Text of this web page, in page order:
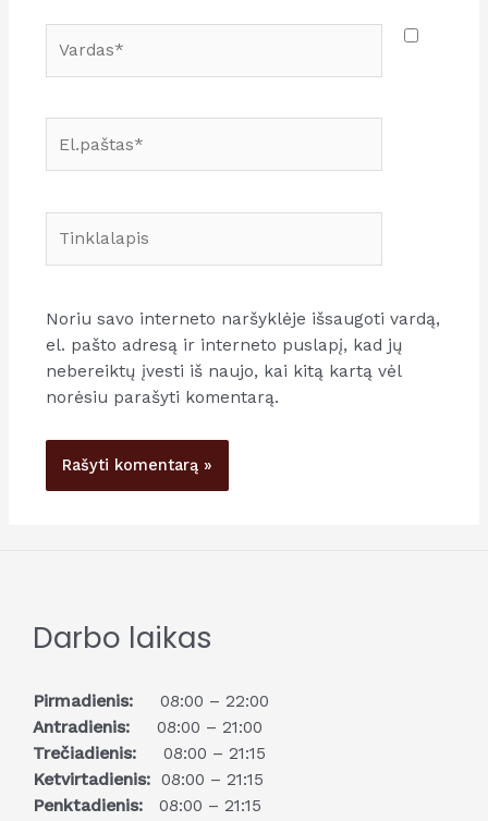
Noriu savo interneto naršyklėje išsaugoti vardą,
el. pašto adresą ir interneto puslapį, kad jų
nebereiktų įvesti iš naujo, kai kitą kartą vėl
norėsiu parašyti komentarą.
Darbo laikas
Pirmadienis: 08:00 – 22:00
Antradienis: 08:00 – 21:00
Trečiadienis: 08:00 – 21:15
Ketvirtadienis: 08:00 – 21:15
Penktadienis: 08:00 – 21:15